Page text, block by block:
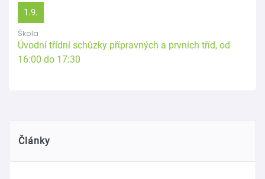
1.9.
Škola
Úvodní třídní schůzky přípravných a prvních tříd, od
16:00 do 17:30
Články